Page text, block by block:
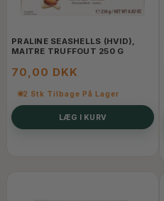
PRALINE SEASHELLS (HVID),
MAITRE TRUFFOUT 250 G
70,00 DKK
2 Stk Tilbage På Lager
LÆG I KURV